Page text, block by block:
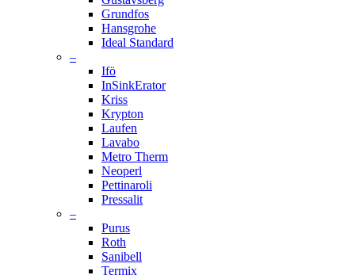
Grundfos
Hansgrohe
Ideal Standard
–
Ifö
InSinkErator
Kriss
Krypton
Laufen
Lavabo
Metro Therm
Neoperl
Pettinaroli
Pressalit
–
Purus
Roth
Sanibell
Termix